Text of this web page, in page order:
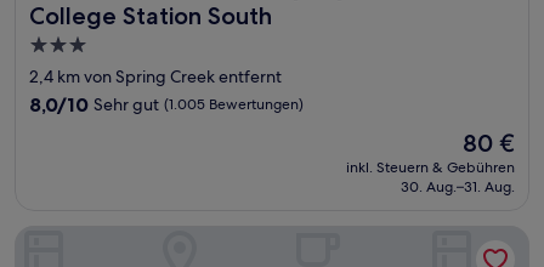
College Station South
3.0-
Sterne-
Unterkunft
2,4 km von Spring Creek entfernt
8.0
Bewertungen)
8,0/10 Sehr gut (1.005 Bewertungen)
Der
Preis
beträgt
80 €
inkl. Steuern & Gebühren
30. Aug.–31. Aug.
Courtyard by Marriott Bryan College Station